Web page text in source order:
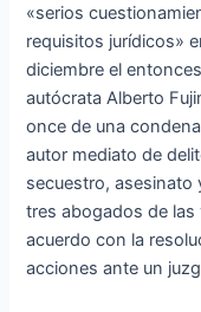
«serios
requisitos jurídicos»
diciembre el
autócrata Alberto
once de una
autor mediato de
secuestro, asesinato
tres abogados de las
acuerdo con la
acciones ante un